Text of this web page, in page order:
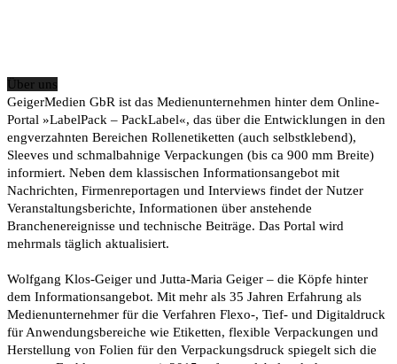
Über uns
GeigerMedien GbR ist das Medienunternehmen hinter dem Online-
Portal »LabelPack – PackLabel«, das über die Entwicklungen in den
engverzahnten Bereichen Rollenetiketten (auch selbstklebend),
Sleeves und schmalbahnige Verpackungen (bis ca 900 mm Breite)
informiert. Neben dem klassischen Informationsangebot mit
Nachrichten, Firmenreportagen und Interviews findet der Nutzer
Veranstaltungsberichte, Informationen über anstehende
Branchenereignisse und technische Beiträge. Das Portal wird
mehrmals täglich aktualisiert.
Wolfgang Klos-Geiger und Jutta-Maria Geiger – die Köpfe hinter
dem Informationsangebot. Mit mehr als 35 Jahren Erfahrung als
Medienunternehmer für die Verfahren Flexo-, Tief- und Digitaldruck
für Anwendungsbereiche wie Etiketten, flexible Verpackungen und
Herstellung von Folien für den Verpackungsdruck spiegelt sich die